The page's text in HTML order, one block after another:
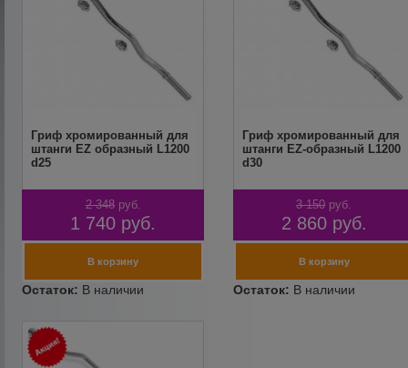
Гриф хромированный для
штанги EZ образный L1200
d25
2 348 руб.
1 740 руб.
Гриф хромированный для
штанги EZ-образный L1200
d30
3 150 руб.
2 860 руб.